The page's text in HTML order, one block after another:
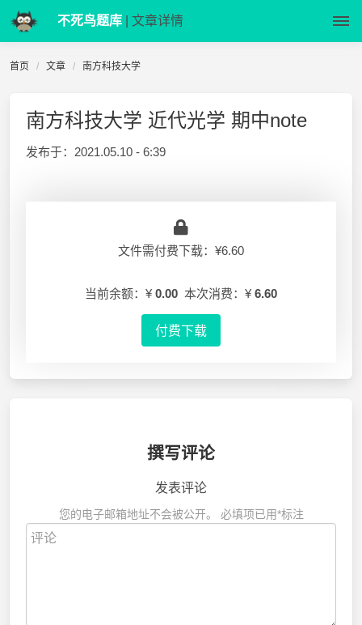
不死鸟题库 | 文章详情
首页 文章 南方科技大学
南方科技大学 近代光学 期中note
发布于： 2021.05.10 - 6:39
文件需付费下载：¥6.60
当前余额：¥ 0.00 本次消费：¥ 6.60
付费下载
撰写评论
发表评论
您的电子邮箱地址不会被公开。 必填项已用*标注